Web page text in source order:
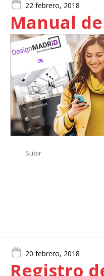
22 febrero, 2018
Manual de
Subir
20 febrero, 2018
Registro